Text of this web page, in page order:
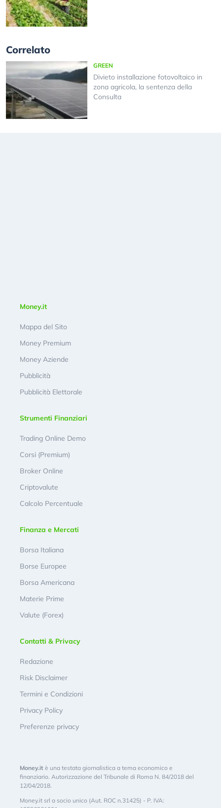
Correlato
GREEN
Divieto installazione fotovoltaico in
zona agricola, la sentenza della
Consulta
Money.it
Mappa del Sito
Money Premium
Money Aziende
Pubblicità
Pubblicità Elettorale
Strumenti Finanziari
Trading Online Demo
Corsi (Premium)
Broker Online
Criptovalute
Calcolo Percentuale
Finanza e Mercati
Borsa Italiana
Borse Europee
Borsa Americana
Materie Prime
Valute (Forex)
Contatti & Privacy
Redazione
Risk Disclaimer
Termini e Condizioni
Privacy Policy
Preferenze privacy
Money.it è una testata giornalistica a tema economico e
finanziario. Autorizzazione del Tribunale di Roma N. 84/2018 del
12/04/2018.
Money.it srl a socio unico (Aut. ROC n.31425) - P. IVA: